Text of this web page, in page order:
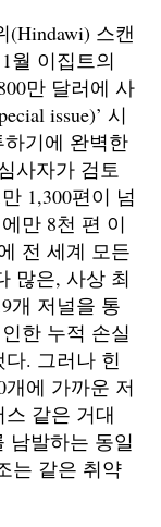
(Hindawi) 스캔
월 이집트의
만 달러에 사
issue)’ 시
기에 완벽한
사자가 검토
1,300편이 넘
만 8천 편 이
전 세계 모든
많은, 사상 최
개 저널을 통
한 누적 손실
. 그러나 힌
에 가까운 저
같은 거대
남발하는 동일
는 같은 취약